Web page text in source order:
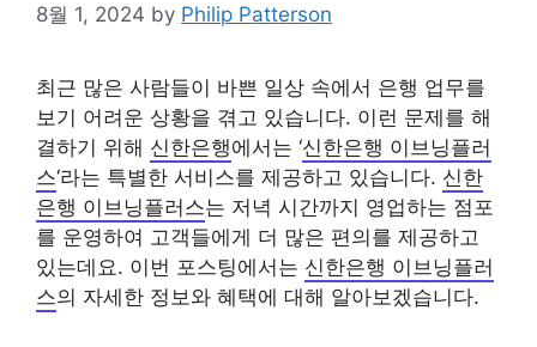
8월 1, 2024 by Philip Patterson
최근 많은 사람들이 바쁜 일상 속에서 은행 업무를
보기 어려운 상황을 겪고 있습니다. 이런 문제를 해
결하기 위해 신한은행에서는 ‘신한은행 이브닝플러
스‘라는 특별한 서비스를 제공하고 있습니다. 신한
은행 이브닝플러스는 저녁 시간까지 영업하는 점포
를 운영하여 고객들에게 더 많은 편의를 제공하고
있는데요. 이번 포스팅에서는 신한은행 이브닝플러
스의 자세한 정보와 혜택에 대해 알아보겠습니다.